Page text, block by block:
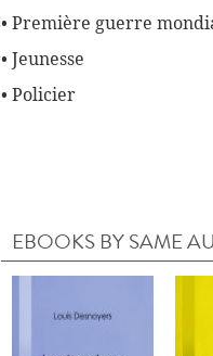
• Première guerre
• Jeunesse
• Policier
EBOOKS BY SAME